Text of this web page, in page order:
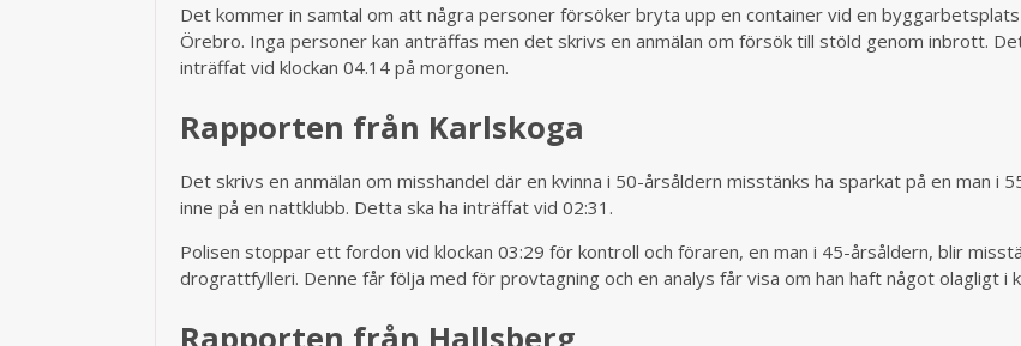
Det kommer in samtal om att några personer försöker bryta upp en container vid en
Örebro. Inga personer kan anträffas men det skrivs en anmälan om försök till stöld genom inbrott.
inträffat vid klockan 04.14 på morgonen.
Rapporten från Karlskoga
Det skrivs en anmälan om misshandel där en kvinna i 50-årsåldern misstänks ha sparkat på en man i
inne på en nattklubb. Detta ska ha inträffat vid 02:31.
Polisen stoppar ett fordon vid klockan 03:29 för kontroll och föraren, en man i 45-årsåldern, blir
drograttfylleri. Denne får följa med för provtagning och en analys får visa om han haft något olagligt i
Rapporten från Hallsberg